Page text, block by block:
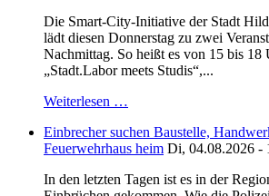
Die Smart-City-Initiative der Stadt
lädt diesen Donnerstag zu zwei
Nachmittag. So heißt es von 15 bis 18
„Stadt.Labor meets Studis“,...
Weiterlesen …
Einbrecher suchen Baustelle,
Feuerwehrhaus heim Di, 04.08.2026 -
In den letzten Tagen ist es in der